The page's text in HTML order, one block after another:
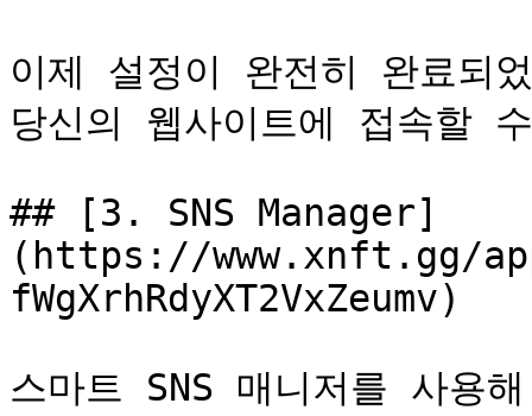
이제 설정이 완전히 완료
당신의 웹사이트에 접속할
## [3. SNS Manager]
(https://www.xnft.gg/
fWgXrhRdyXT2VxZeumv)
스마트 SNS 매니저를 사용